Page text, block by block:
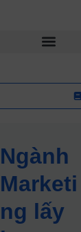
Ngành
Marketi
ng lấy